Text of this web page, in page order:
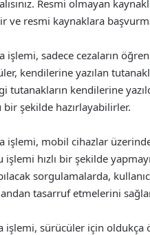
Resmi olmayan
ve resmi kaynaklara
işlemi, sadece cezaların
kendilerine yazılan
tutanakların kendilerine
şekilde hazırlayabilirler.
işlemi, mobil cihazlar
işlemi hızlı bir şekilde
sorgulamalarda,
tasarruf etmelerini
sürücüler için oldukça